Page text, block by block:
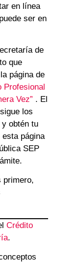
en línea
ser en
de
que
página de
Profesional
Vez” . El
los
obtén tu
página
SEP
primero,
Crédito
.